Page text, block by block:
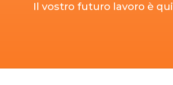
Il vostro futuro lavoro è qui